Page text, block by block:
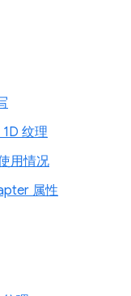
纹理
用情况
属性